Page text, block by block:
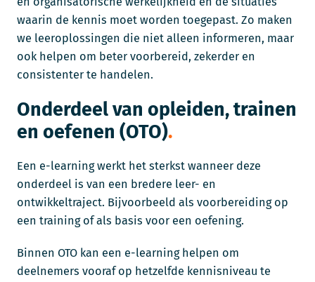
waarin de kennis moet worden toegepast. Zo maken
we leeroplossingen die niet alleen informeren, maar
ook helpen om beter voorbereid, zekerder en
consistenter te handelen.
Onderdeel van opleiden, trainen
en oefenen (OTO)
Een e-learning werkt het sterkst wanneer deze
onderdeel is van een bredere leer- en
ontwikkeltraject. Bijvoorbeeld als voorbereiding op
een training of als basis voor een oefening.
Binnen OTO kan een e-learning helpen om
deelnemers vooraf op hetzelfde kennisniveau te